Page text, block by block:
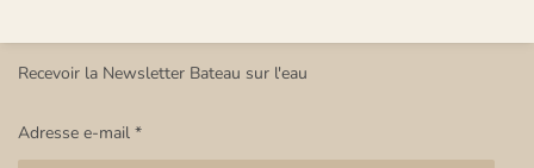
g
g
g
g
Recevoir la Newsletter Bateau sur l'eau
Adresse e-mail *